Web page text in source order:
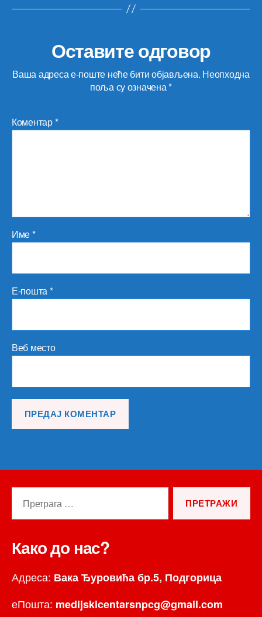
Оставите одговор
Ваша адреса е-поште неће бити објављена. Неопходна
поља су означена*
Коментар*
Име*
Е-пошта *
Веб место
Како до нас?
Адреса: Вака Ђуровића бр.5, Подгорица
еПошта: medijskicentarsnpcg@gmail.com